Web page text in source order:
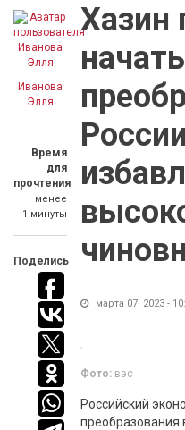
Иванова
Элля
Время
для
прочтения
менее
1 минуты
Поделись
Хазин
начать
марта 07, 2023 -
Фото: вэс
Российский
преобразования